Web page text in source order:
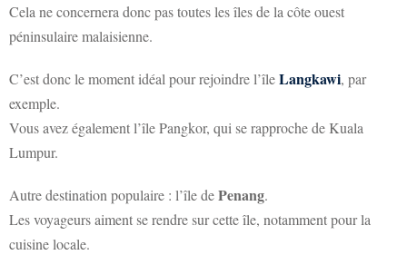
Cela ne concernera donc pas toutes les îles de la côte ouest
péninsulaire malaisienne.
C’est donc le moment idéal pour rejoindre l’îleLangkawi, par
exemple.
Vous avez également l’île Pangkor, qui se rapproche de Kuala
Lumpur.
Autre destination populaire : l’île dePenang.
Les voyageurs aiment se rendre sur cette île, notamment pour la
cuisine locale.